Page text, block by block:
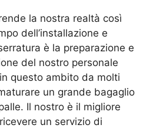
la nostra realtà così
dell’installazione e
è la preparazione e
del nostro personale
questo ambito da molti
un grande bagaglio
Il nostro è il migliore
un servizio di